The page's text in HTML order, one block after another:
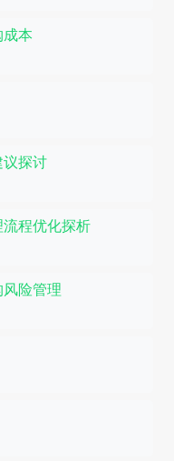
成本
议探讨
程优化探析
险管理